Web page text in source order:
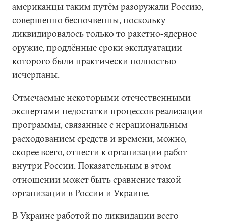
американцы таким путём разоружали Россию,
совершенно беспочвенны, поскольку
ликвидировалось только то ракетно-ядерное
оружие, продлённые сроки эксплуатации
которого были практически полностью
исчерпаны.
Отмечаемые некоторыми отечественными
экспертами недостатки процессов реализации
программы, связанные с нерациональным
расходованием средств и времени, можно,
скорее всего, отнести к организации работ
внутри России. Показательным в этом
отношении может быть сравнение такой
организации в России и Украине.
В Украине работой по ликвидации всего